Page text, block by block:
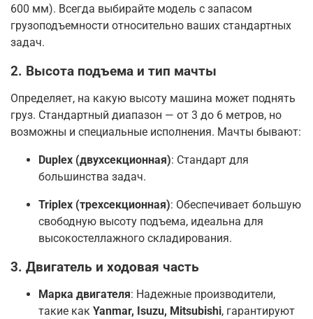
600 мм). Всегда выбирайте модель с запасом
грузоподъемности относительно ваших стандартных
задач.
2. Высота подъема и тип мачты
Определяет, на какую высоту машина может поднять
груз. Стандартный диапазон — от 3 до 6 метров, но
возможны и специальные исполнения. Мачты бывают:
Duplex (двухсекционная): Стандарт для
большинства задач.
Triplex (трехсекционная): Обеспечивает большую
свободную высоту подъема, идеальна для
высокостеллажного складирования.
3. Двигатель и ходовая часть
Марка двигателя: Надежные производители,
такие как Yanmar, Isuzu, Mitsubishi, гарантируют